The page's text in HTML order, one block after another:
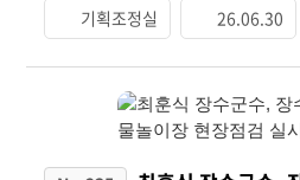
관광 △군민이 신뢰하는 소통행정을
임사를 통해 “민선8기에 이어 민선9
을 맡겨 주신 군민들에게 감사드린다
열심히 일하라는 준엄한 명령이라 생
운 책임감으로 군정에 임하겠다”고
장수가 새로운 역사를 만들면서 장수
간이었다”며 “민선9기는 그 변화를
다. 이번 협약은 장안산 선도산림경
가치를 높이고 국산 목재의 계획적인
을 통한 민·관·기업 간 상생협력을
식에는 최훈식 군수를 비롯해 박일제
영협의회장, 한상대 장수군산림조합
스 대표 등 12명이 참석하였다. 장안
면과 장계면 일원 878ha를 대상으로
기획조정실 26.06.30